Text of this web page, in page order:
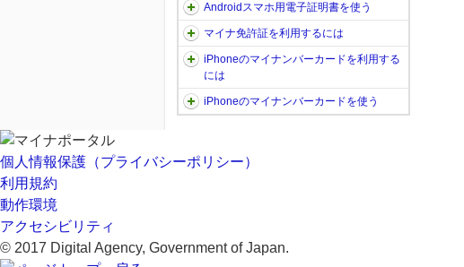
Androidスマホ用電子証明書を使う
マイナ免許証を利用するには
iPhoneのマイナンバーカードを利用する
には
iPhoneのマイナンバーカードを使う
個人情報保護（プライバシーポリシー）
利用規約
動作環境
アクセシビリティ
© 2017 Digital Agency, Government of Japan.